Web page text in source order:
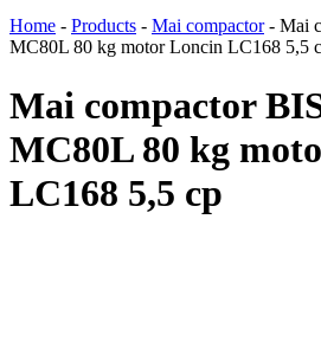
Home - Products - Mai compactor- Mai
MC80L 80 kg motor Loncin LC168 5,5
Mai compactor
MC80L 80 kg
LC168 5,5 cp